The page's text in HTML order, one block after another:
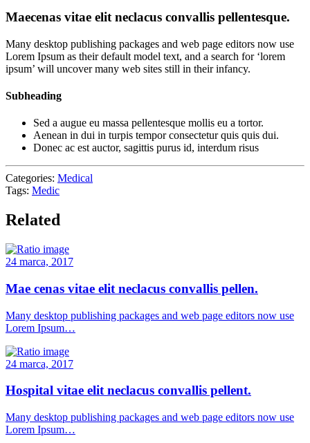
Maecenas vitae elit neclacus convallis pellentesque.
Many desktop publishing packages and web page editors now use
Lorem Ipsum as their default model text, and a search for ‘lorem
ipsum’ will uncover many web sites still in their infancy.
Subheading
Sed a augue eu massa pellentesque mollis eu a tortor.
Aenean in dui in turpis tempor consectetur quis quis dui.
Donec ac est auctor, sagittis purus id, interdum risus
Categories: Medical
Tags: Medic
Related
24 marca, 2017
Mae cenas vitae elit neclacus convallis pellen.
Many desktop publishing packages and web page editors now use
Lorem Ipsum…
24 marca, 2017
Hospital vitae elit neclacus convallis pellent.
Many desktop publishing packages and web page editors now use
Lorem Ipsum…